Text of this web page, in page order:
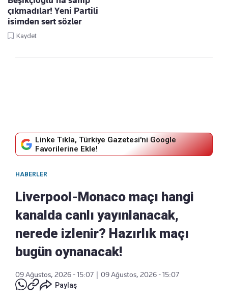
çıkmadılar! Yeni Partili
isimden sert sözler
Kaydet
Linke Tıkla, Türkiye Gazetesi'ni Google
Favorilerine Ekle!
HABERLER
Liverpool-Monaco maçı hangi
kanalda canlı yayınlanacak,
nerede izlenir? Hazırlık maçı
bugün oynanacak!
09 Ağustos, 2026 - 15:07
09 Ağustos, 2026 - 15:07
Paylaş